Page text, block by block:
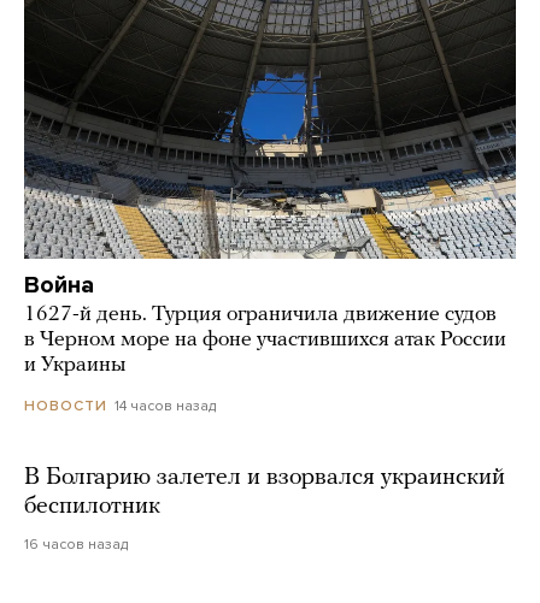
Война
1627-й день. Турция ограничила движение судов
в Черном море на фоне участившихся атак России
и Украины
НОВОСТИ 14 часов назад
В Болгарию залетел и взорвался украинский
беспилотник
16 часов назад